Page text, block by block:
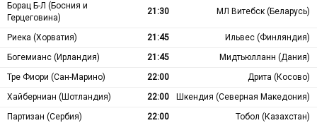
Борац Б-Л (Босния и
Герцеговина)
21:30 МЛ Витебск (Беларусь)
Риека (Хорватия) 21:45
Ильвес (Финляндия)
Богемианс (Ирландия)
21:45
Мидтьюлланн (Дания)
Тре Фиори (Сан-Марино)
22:00
Дрита (Косово)
Хайберниан (Шотландия)
22:00
Шкендия (Северная Македония)
Партизан (Сербия)
22:00 Тобол (Казахстан)